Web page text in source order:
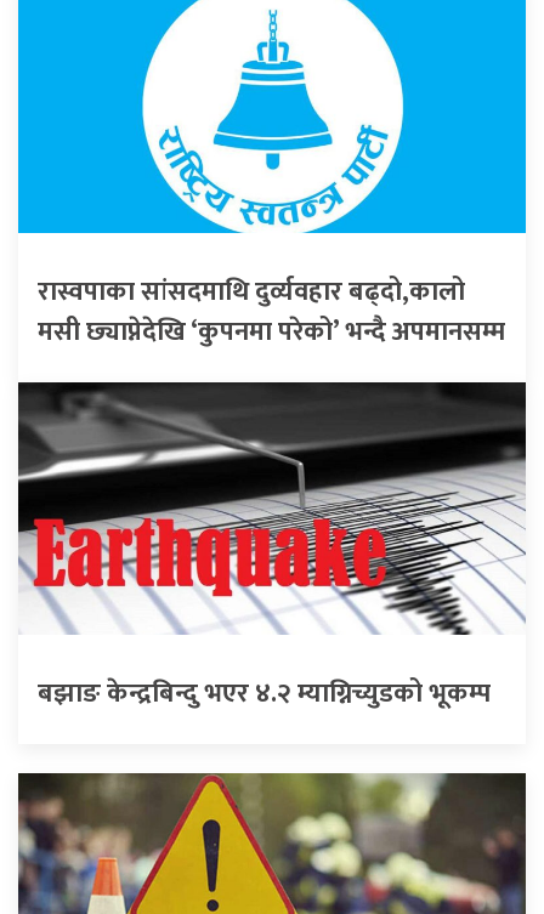
रास्वपाका सांसदमाथि दुर्व्यवहार बढ्दो,कालो
मसी छ्याप्नेदेखि ‘कुपनमा परेको’ भन्दै अपमानसम्म
बझाङ केन्द्रबिन्दु भएर ४.२ म्याग्निच्युडको भूकम्प